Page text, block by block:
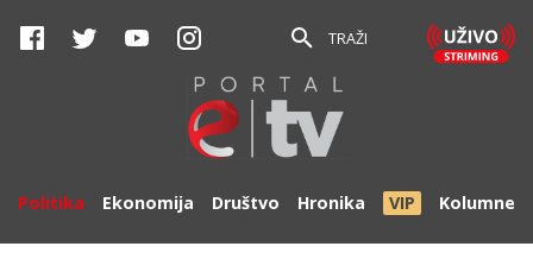
TRAŽI
Politika Ekonomija Društvo Hronika VIP Kolumne